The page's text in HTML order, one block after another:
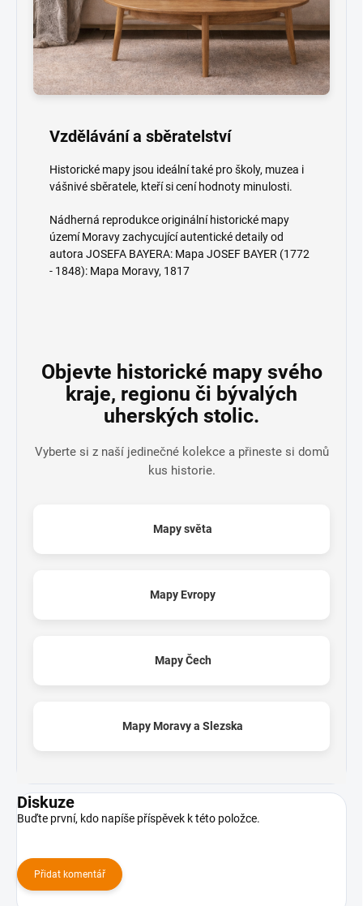
Vzdělávání a sběratelství
Historické mapy jsou ideální také pro školy, muzea i
vášnivé sběratele, kteří si cení hodnoty minulosti.
Nádherná reprodukce originální historické mapy
území Moravy zachycující autentické detaily od
autora JOSEFA BAYERA: Mapa JOSEF BAYER (1772
- 1848): Mapa Moravy, 1817
Objevte historické mapy svého
kraje, regionu či bývalých
uherských stolic.
Vyberte si z naší jedinečné kolekce a přineste si domů
kus historie.
Mapy světa
Mapy Evropy
Mapy Čech
Mapy Moravy a Slezska
Diskuze
Buďte první, kdo napíše příspěvek k této položce.
Přidat komentář